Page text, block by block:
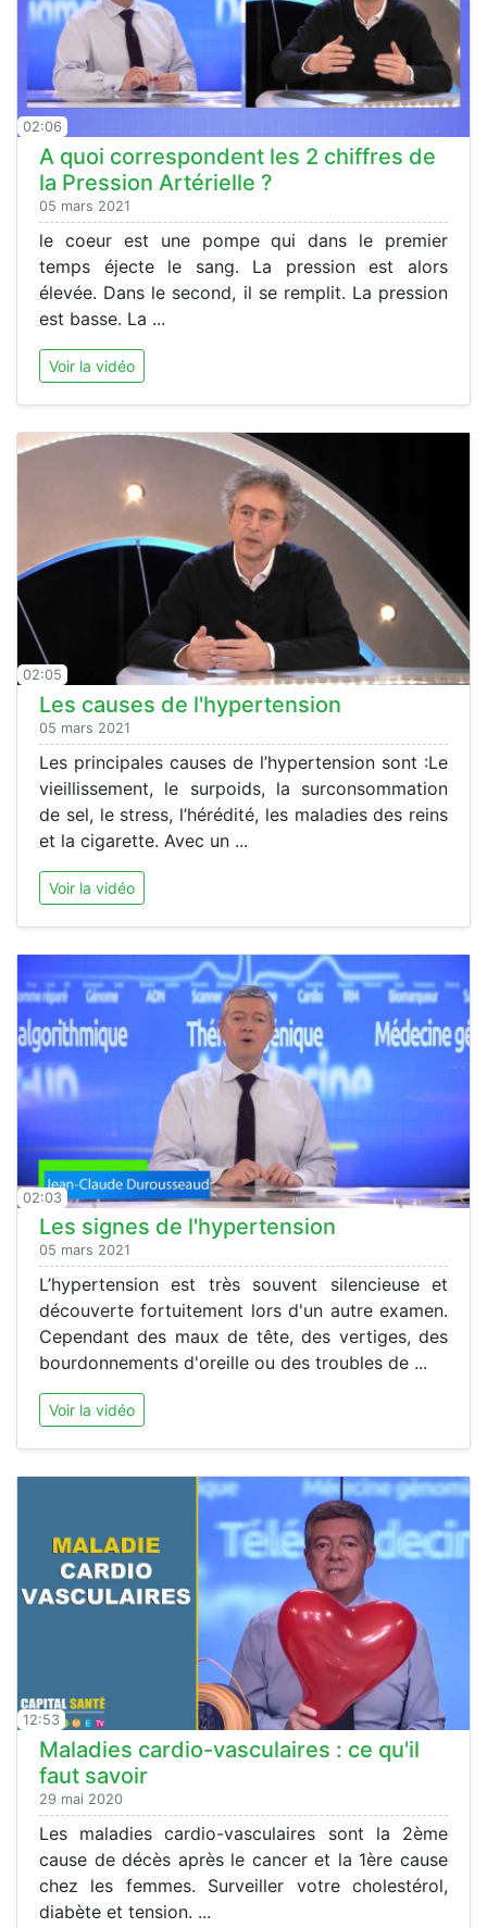
02:06
A quoi correspondent les 2 chiffres de
la Pression Artérielle ?
05 mars 2021
le coeur est une pompe qui dans le premier
temps éjecte le sang. La pression est alors
élevée. Dans le second, il se remplit. La pression
est basse. La ...
Voir la vidéo
02:05
Les causes de l'hypertension
05 mars 2021
Les principales causes de l’hypertension sont :Le
vieillissement, le surpoids, la surconsommation
de sel, le stress, l’hérédité, les maladies des reins
et la cigarette. Avec un ...
Voir la vidéo
02:03
Les signes de l'hypertension
05 mars 2021
L’hypertension est très souvent silencieuse et
découverte fortuitement lors d'un autre examen.
Cependant des maux de tête, des vertiges, des
bourdonnements d'oreille ou des troubles de ...
Voir la vidéo
12:53
Maladies cardio-vasculaires : ce qu'il
faut savoir
29 mai 2020
Les maladies cardio-vasculaires sont la 2ème
cause de décès après le cancer et la 1ère cause
chez les femmes. Surveiller votre cholestérol,
diabète et tension. ...